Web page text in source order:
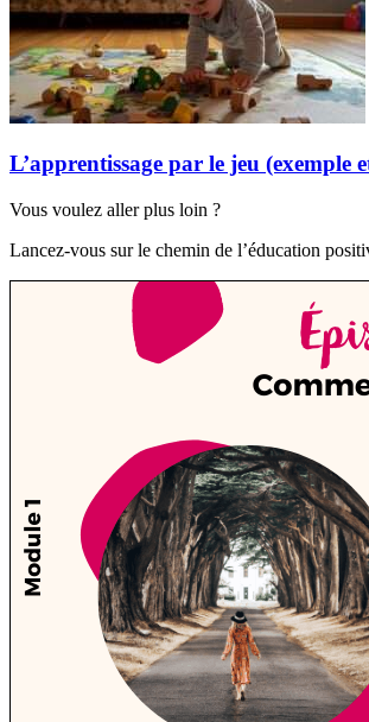
L’apprentissage par le jeu (exemple
Vous voulez aller plus loin ?
Lancez-vous sur le chemin de l’éducation